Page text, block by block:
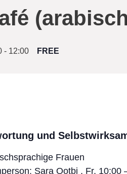
- 12:00 FREE
und
Frauen
Sara Qotbi , Fr, 10:00